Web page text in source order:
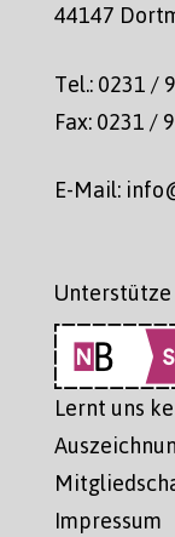
44147
Tel.: 0231 /
Fax: 0231 /
E-Mail:
Unterstütze
Lernt uns
Impressum